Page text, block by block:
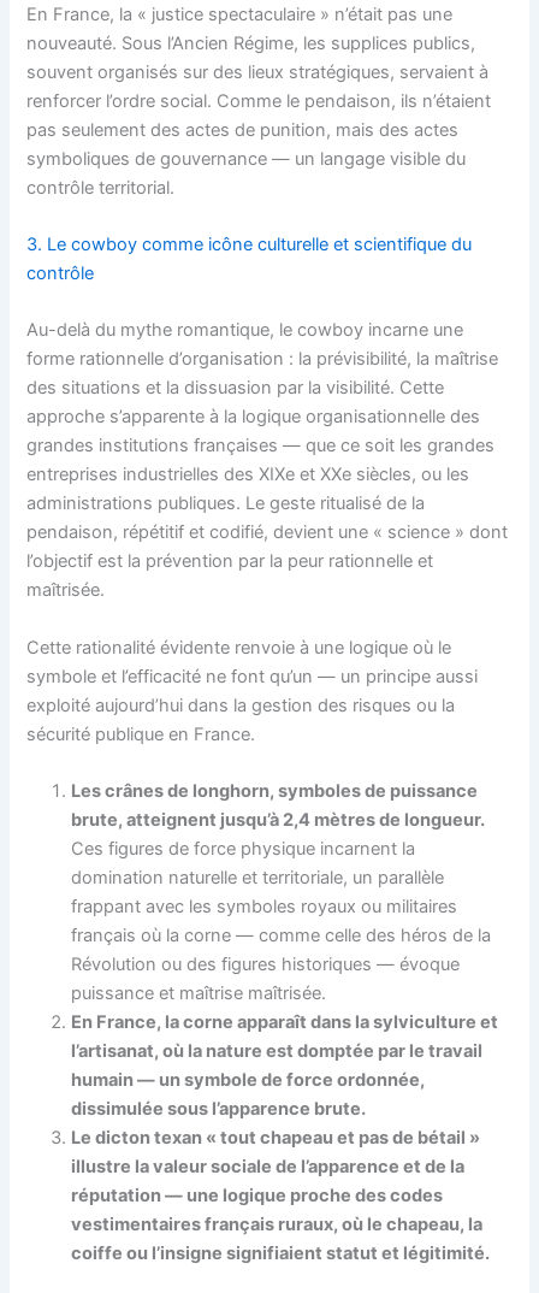
En France, la « justice spectaculaire » n’était pas une
nouveauté. Sous l’Ancien Régime, les supplices publics,
souvent organisés sur des lieux stratégiques, servaient à
renforcer l’ordre social. Comme le pendaison, ils n’étaient
pas seulement des actes de punition, mais des actes
symboliques de gouvernance — un langage visible du
contrôle territorial.
3. Le cowboy comme icône culturelle et scientifique du
contrôle
Au-delà du mythe romantique, le cowboy incarne une
forme rationnelle d’organisation : la prévisibilité, la maîtrise
des situations et la dissuasion par la visibilité. Cette
approche s’apparente à la logique organisationnelle des
grandes institutions françaises — que ce soit les grandes
entreprises industrielles des XIXe et XXe siècles, ou les
administrations publiques. Le geste ritualisé de la
pendaison, répétitif et codifié, devient une « science » dont
l’objectif est la prévention par la peur rationnelle et
maîtrisée.
Cette rationalité évidente renvoie à une logique où le
symbole et l’efficacité ne font qu’un — un principe aussi
exploité aujourd’hui dans la gestion des risques ou la
sécurité publique en France.
Les crânes de longhorn, symboles de puissance
brute, atteignent jusqu’à 2,4 mètres de longueur.
Ces figures de force physique incarnent la
domination naturelle et territoriale, un parallèle
frappant avec les symboles royaux ou militaires
français où la corne — comme celle des héros de la
Révolution ou des figures historiques — évoque
puissance et maîtrise maîtrisée.
En France, la corne apparaît dans la sylviculture et
l’artisanat, où la nature est domptée par le travail
humain — un symbole de force ordonnée,
dissimulée sous l’apparence brute.
Le dicton texan « tout chapeau et pas de bétail »
illustre la valeur sociale de l’apparence et de la
réputation — une logique proche des codes
vestimentaires français ruraux, où le chapeau, la
coiffe ou l’insigne signifiaient statut et légitimité.